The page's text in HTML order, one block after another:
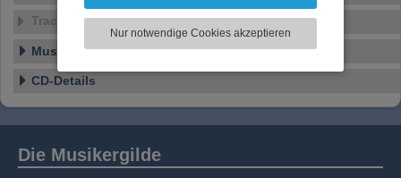
zu analysieren. Dabei werden ggf.
Informationen zu Ihrer Verwendung unserer
soziale Medien, Werbung und Analysen
Informationen möglicherweise mit weiteren
Daten zusammen, die Sie bereitgestellt haben
oder die sie im Rahmen Ihrer Nutzung der
Dienste gesammelt haben.
Nur notwendige Cookies akzeptieren
Tracklist
Musikstile
CD-Details
Die Musikergilde